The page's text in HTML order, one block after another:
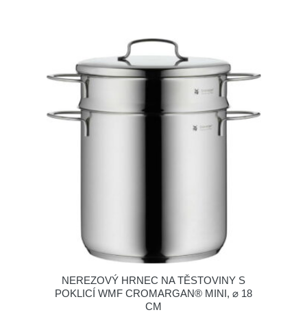
NEREZOVÝ HRNEC NA TĚSTOVINY S
POKLICÍ WMF CROMARGAN® MINI, ⌀ 18
CM